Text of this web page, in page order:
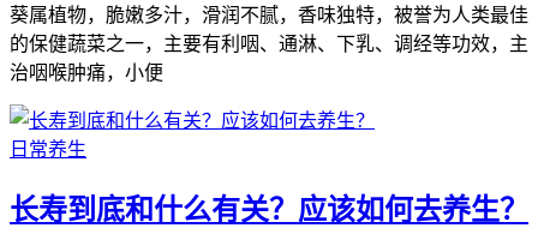
葵属植物，脆嫩多汁，滑润不腻，香味独特，被誉为人类最佳
的保健蔬菜之一，主要有利咽、通淋、下乳、调经等功效，主
治咽喉肿痛，小便
日常养生
长寿到底和什么有关？应该如何去养生？